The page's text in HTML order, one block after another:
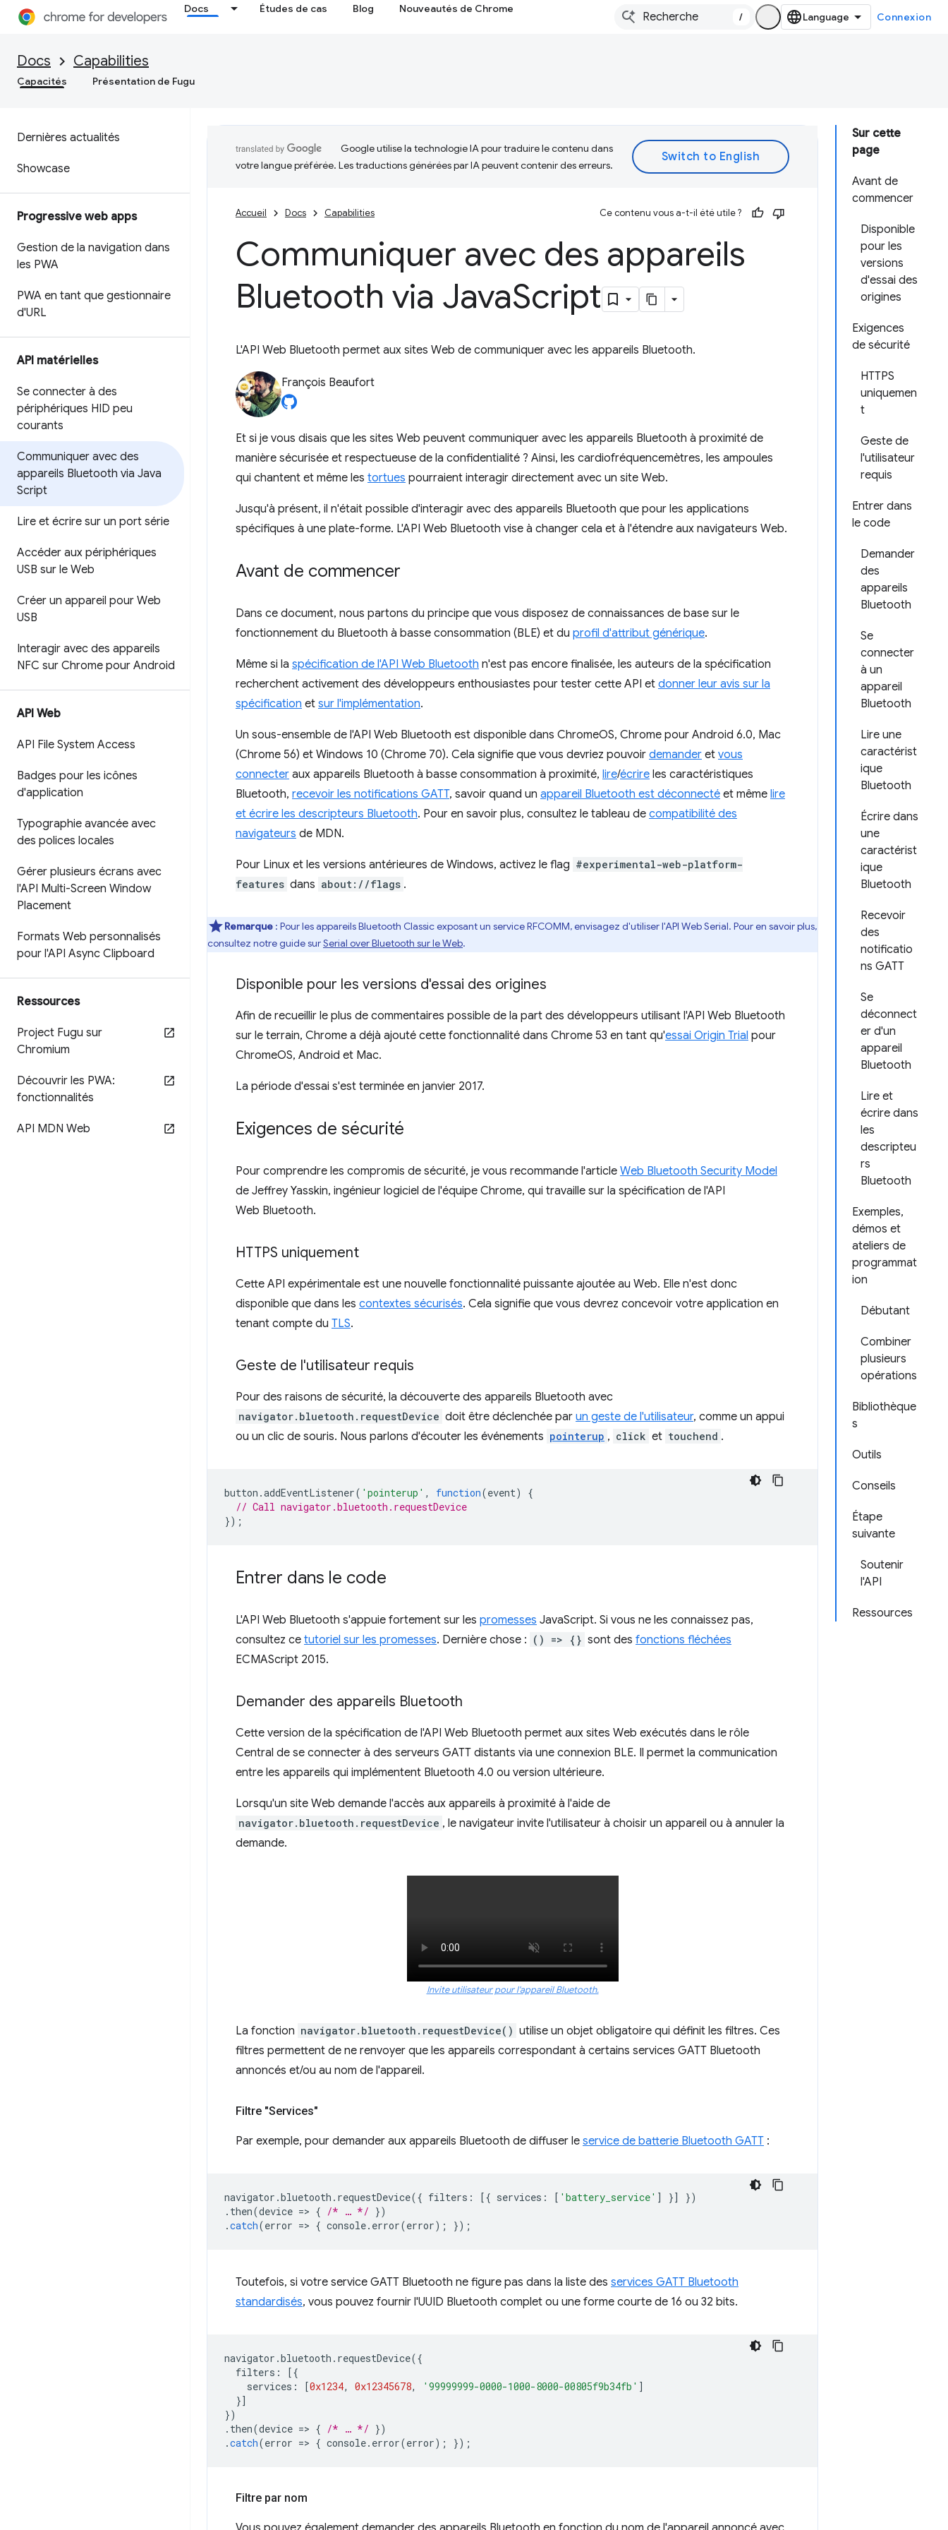
Docs Études de cas Blog Nouveautés de Chrome
/ Connexion
Docs Capabilities
Capacités Présentation de Fugu
Dernières actualités
Showcase
Progressive web apps
Gestion de la navigation dans
les PWA
PWA en tant que gestionnaire
d'URL
API matérielles
Se connecter à des
périphériques HID peu
courants
Communiquer avec des
appareils Bluetooth via Java
Script
Lire et écrire sur un port série
Accéder aux périphériques
USB sur le Web
Créer un appareil pour Web
USB
Interagir avec des appareils
NFC sur Chrome pour Android
API Web
API File System Access
Badges pour les icônes
d'application
Typographie avancée avec
des polices locales
Gérer plusieurs écrans avec
l'API Multi-Screen Window
Placement
Formats Web personnalisés
pour l'API Async Clipboard
Ressources
Project Fugu sur
Chromium
Découvrir les PWA:
fonctionnalités
API MDN Web
Sur cette
page
Avant de
commencer
Disponible
pour les
versions
d'essai des
origines
Exigences
de sécurité
HTTPS
uniquemen
t
Geste de
l'utilisateur
requis
Entrer dans
le code
Demander
des
appareils
Bluetooth
Se
connecter
à un
appareil
Bluetooth
Lire une
caractérist
ique
Bluetooth
Écrire dans
une
caractérist
ique
Bluetooth
Recevoir
des
notificatio
ns GATT
Se
déconnect
er d'un
appareil
Bluetooth
Lire et
écrire dans
les
descripteu
rs
Bluetooth
Exemples,
démos et
ateliers de
programmat
ion
Débutant
Combiner
plusieurs
opérations
Bibliothèque
s
Outils
Conseils
Étape
suivante
Soutenir
l'API
Ressources
Google utilise la technologie IA pour traduire le contenu dans
votre langue préférée. Les traductions générées par IA peuvent contenir des erreurs.
Accueil Docs Capabilities Ce contenu vous a-t-il été utile ?
Communiquer avec des appareils
Bluetooth via JavaScript
L'API Web Bluetooth permet aux sites Web de communiquer avec les appareils Bluetooth.
François Beaufort
Et si je vous disais que les sites Web peuvent communiquer avec les appareils Bluetooth à proximité de
manière sécurisée et respectueuse de la confidentialité ? Ainsi, les cardiofréquencemètres, les ampoules
qui chantent et même les tortues pourraient interagir directement avec un site Web.
Jusqu'à présent, il n'était possible d'interagir avec des appareils Bluetooth que pour les applications
spécifiques à une plate-forme. L'API Web Bluetooth vise à changer cela et à l'étendre aux navigateurs Web.
Avant de commencer
Dans ce document, nous partons du principe que vous disposez de connaissances de base sur le
fonctionnement du Bluetooth à basse consommation (BLE) et du profil d'attribut générique.
Même si la spécification de l'API Web Bluetooth n'est pas encore finalisée, les auteurs de la spécification
recherchent activement des développeurs enthousiastes pour tester cette API et donner leur avis sur la
spécification et sur l'implémentation.
Un sous-ensemble de l'API Web Bluetooth est disponible dans ChromeOS, Chrome pour Android 6.0, Mac
(Chrome 56) et Windows 10 (Chrome 70). Cela signifie que vous devriez pouvoir demander et vous
connecter aux appareils Bluetooth à basse consommation à proximité, lire/écrire les caractéristiques
Bluetooth, recevoir les notifications GATT, savoir quand un appareil Bluetooth est déconnecté et même lire
et écrire les descripteurs Bluetooth. Pour en savoir plus, consultez le tableau de compatibilité des
navigateurs de MDN.
Pour Linux et les versions antérieures de Windows, activez le flag #experimental-web-platform-
features dans about://flags .
Remarque : Pour les appareils Bluetooth Classic exposant un service RFCOMM, envisagez d'utiliser l'API Web Serial. Pour en savoir plus,
consultez notre guide surSerial over Bluetooth sur le Web.
Disponible pour les versions d'essai des origines
Afin de recueillir le plus de commentaires possible de la part des développeurs utilisant l'API Web Bluetooth
sur le terrain, Chrome a déjà ajouté cette fonctionnalité dans Chrome 53 en tant qu'essai Origin Trial pour
ChromeOS, Android et Mac.
La période d'essai s'est terminée en janvier 2017.
Exigences de sécurité
Pour comprendre les compromis de sécurité, je vous recommande l'article Web Bluetooth Security Model
de Jeffrey Yasskin, ingénieur logiciel de l'équipe Chrome, qui travaille sur la spécification de l'API
Web Bluetooth.
HTTPS uniquement
Cette API expérimentale est une nouvelle fonctionnalité puissante ajoutée au Web. Elle n'est donc
disponible que dans les contextes sécurisés. Cela signifie que vous devrez concevoir votre application en
tenant compte du TLS.
Geste de l'utilisateur requis
Pour des raisons de sécurité, la découverte des appareils Bluetooth avec
navigator.bluetooth.requestDevice doit être déclenchée par un geste de l'utilisateur, comme un appui
ou un clic de souris. Nous parlons d'écouter les événements pointerup , click et touchend .
button .addEventListener( 'pointerup' , function(event)
{
// Call navigator.bluetooth.requestDevice
});
Entrer dans le code
L'API Web Bluetooth s'appuie fortement sur les promesses JavaScript. Si vous ne les connaissez pas,
consultez ce tutoriel sur les promesses. Dernière chose : () => {} sont des fonctions fléchées
ECMAScript 2015.
Demander des appareils Bluetooth
Cette version de la spécification de l'API Web Bluetooth permet aux sites Web exécutés dans le rôle
Central de se connecter à des serveurs GATT distants via une connexion BLE. Il permet la communication
entre les appareils qui implémentent Bluetooth 4.0 ou version ultérieure.
Lorsqu'un site Web demande l'accès aux appareils à proximité à l'aide de
navigator.bluetooth.requestDevice , le navigateur invite l'utilisateur à choisir un appareil ou à annuler la
demande.
Invite utilisateur pour l'appareil Bluetooth.
La fonction navigator.bluetooth.requestDevice() utilise un objet obligatoire qui définit les filtres. Ces
filtres permettent de ne renvoyer que les appareils correspondant à certains services GATT Bluetooth
annoncés et/ou au nom de l'appareil.
Filtre "Services"
Par exemple, pour demander aux appareils Bluetooth de diffuser le service de batterie Bluetooth GATT :
navigator .bluetooth . requestDevice({ filters : [{ services : [ 'battery_service' ] }]
})
. then(device => { /* … */ })
.catch(error => { console. error(error); });
Toutefois, si votre service GATT Bluetooth ne figure pas dans la liste des services GATT Bluetooth
standardisés, vous pouvez fournir l'UUID Bluetooth complet ou une forme courte de 16 ou 32 bits.
navigator .bluetooth . requestDevice({
filters :
[{
services : [0x1234, 0x12345678, '99999999-0000-1000-8000-00805f9b34fb' ]
}]
})
. then(device => { /* … */ })
.catch(error => { console. error(error); });
Filtre par nom